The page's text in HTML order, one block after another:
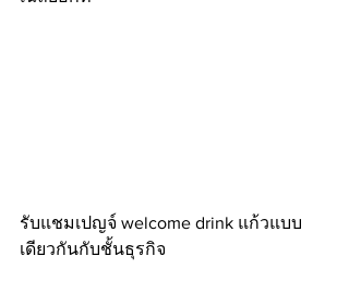
รับแชมเปญจ์ welcome drink แก้วแบบ
เดียวกันกับชั้นธุรกิจ